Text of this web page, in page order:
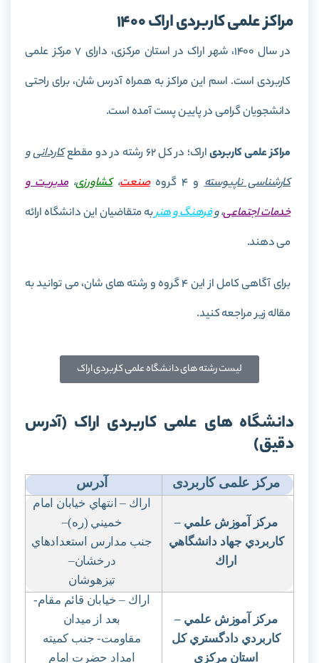
مراکز علمی کاربردی اراک 1400
در سال 1400، شهر اراک در استان مرکزی، دارای 7 مرکز علمی
کاربردی است. اسم این مراکز به همراه آدرس شان، برای راحتی
دانشجویان گرامی در پایین پست آمده است.
مراکز علمی کاربردیاراک؛ در کل 62 رشته در دو مقطع کاردانیو
کارشناسی ناپیوستهو 4 گروه صنعت،کشاورزی،مدیریت و
خدمات اجتماعی، وفرهنگ و هنربه متقاضیان این دانشگاه ارائه
می دهند.
برای آگاهی کامل از این 4 گروه و رشته های شان، می توانید به
مقاله زیر مراجعه کنید.
لیست رشته های دانشگاه علمی کاربردی اراک
دانشگاه های علمی کاربردی اراک (آدرس
دقیق)
مرکز علمی کاربردی آدرس
مركز آموزش علمي –
كاربردي جهاد دانشگاهي
اراك
اراك – انتهاي خيابان امام
خميني (ره)–
جنب مدارس استعدادهاي
درخشان–
تيزهوشان
مركز آموزش علمي –
كاربردي دادگستري كل
استان مركزي
اراك – خيابان قائم مقام-
بعد از ميدان
مقاومت- جنب كميته
امداد حضرت امام